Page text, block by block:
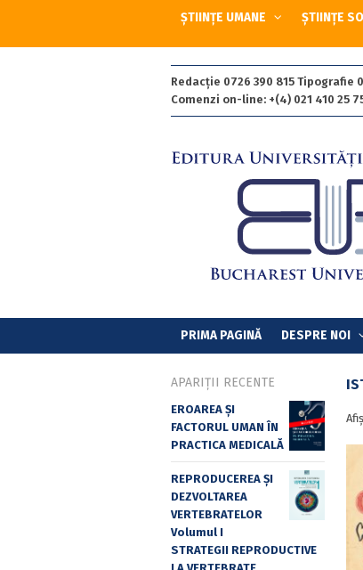
ȘTIINȚE UMANE ȘTIINȚE
Redacție 0726 390 815 Tipografie
Comenzi on-line: +(4) 021 410 25
PRIMA PAGINĂ DESPRE NOI
APARIȚII RECENTE
EROAREA ȘI
FACTORUL UMAN ÎN
PRACTICA MEDICALĂ
REPRODUCEREA ȘI
DEZVOLTAREA
VERTEBRATELOR
Volumul I
STRATEGII REPRODUCTIVE